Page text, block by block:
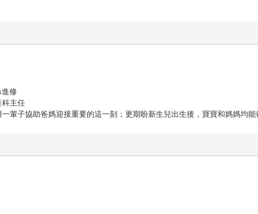
修
主任
輩子協助爸媽迎接重要的這一刻；更期盼新生兒出生後，寶寶和媽媽均